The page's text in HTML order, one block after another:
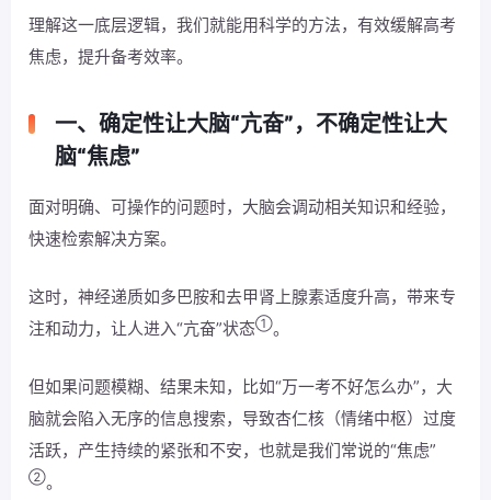
理解这一底层逻辑，我们就能用科学的方法，有效缓解高考
焦虑，提升备考效率。
一、确定性让大脑“亢奋”，不确定性让大
脑“焦虑”
面对明确、可操作的问题时，大脑会调动相关知识和经验，
快速检索解决方案。
这时，神经递质如多巴胺和去甲肾上腺素适度升高，带来专
注和动力，让人进入“亢奋”状态①。
但如果问题模糊、结果未知，比如“万一考不好怎么办”，大
脑就会陷入无序的信息搜索，导致杏仁核（情绪中枢）过度
活跃，产生持续的紧张和不安，也就是我们常说的“焦虑”
②。